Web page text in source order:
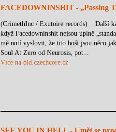
FACEDOWNINSHIT - „Passing
(CrimethInc / Exutoire records) Další
když Facedowninshit nejsou úplně
mě nutí vyslovit, že tito hoši jsou něco
Soul At Zero od Neurosis, pot...
Více na old.czechcore.cz